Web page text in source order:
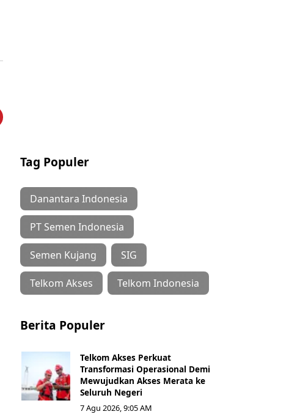
Tag Populer
Danantara Indonesia
PT Semen Indonesia
Semen Kujang SIG
Telkom Akses Telkom Indonesia
Berita Populer
Telkom Akses Perkuat
Transformasi Operasional Demi
Mewujudkan Akses Merata ke
Seluruh Negeri
7 Agu 2026, 9:05 AM